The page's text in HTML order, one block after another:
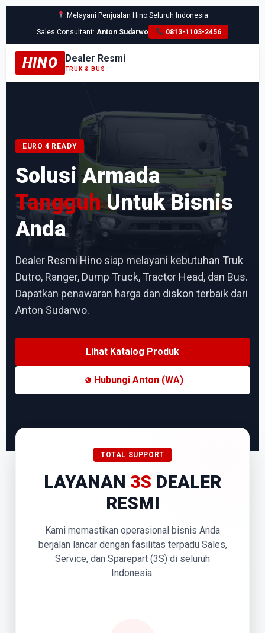
Melayani Penjualan Hino Seluruh Indonesia
Sales Consultant:Anton Sudarwo 0813-1103-2456
HINO Dealer Resmi
TRUK & BUS
EURO 4 READY
Solusi Armada
TangguhUntuk Bisnis
Anda
Dealer Resmi Hino siap melayani kebutuhan Truk
Dutro, Ranger, Dump Truck, Tractor Head, dan Bus.
Dapatkan penawaran harga dan diskon terbaik dari
Anton Sudarwo.
Lihat Katalog Produk
Hubungi Anton (WA)
TOTAL SUPPORT
LAYANAN 3S DEALER
RESMI
Kami memastikan operasional bisnis Anda
berjalan lancar dengan fasilitas terpadu Sales,
Service, dan Sparepart (3S) di seluruh
Indonesia.